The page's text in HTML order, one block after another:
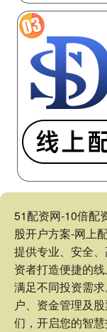
51配资网-10倍配
股开户方案-网上
提供专业、安全
资者打造便捷的
满足不同投资需
户、资金管理及
们，开启您的智慧